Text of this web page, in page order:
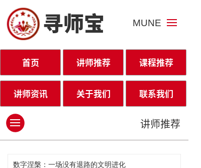
寻师宝 MUNE
首页 讲师推荐 课程推荐
讲师资讯 关于我们 联系我们
讲师推荐
数字涅槃：一场没有退路的文明进化